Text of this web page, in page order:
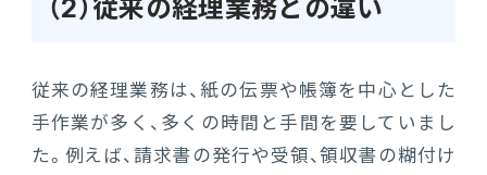
（2）従来の経理業務との違い
従来の経理業務は、紙の伝票や帳簿を中心とした
手作業が多く、多くの時間と手間を要していまし
た。例えば、請求書の発行や受領、領収書の糊付け